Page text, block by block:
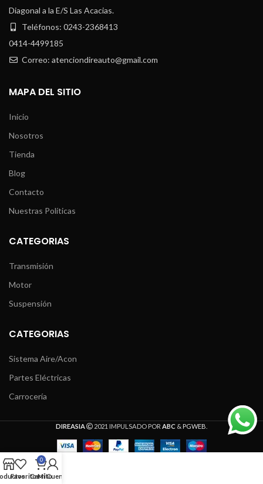
Diagonal a la E/S Las Acacias.
Teléfonos: 0243-2368413
0414-4499185
Correo: atenciondireauto@gmail.com
MAPA DEL SITIO
Inicio
Nosotros
Tienda
Blog
Contacto
Nuestras Políticas
CATEGORIAS
Transmisión
Motor
Suspensión
CATEGORIAS
Sistema Aire/Acon
Partes Eléctricas
Carrocería
DIREASIA 2021 IMPULSADO POR ABC &PGWEB
Favoritos
0
Carrito
Mi Cuenta